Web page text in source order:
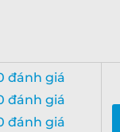
đánh giá
đánh giá
đánh giá